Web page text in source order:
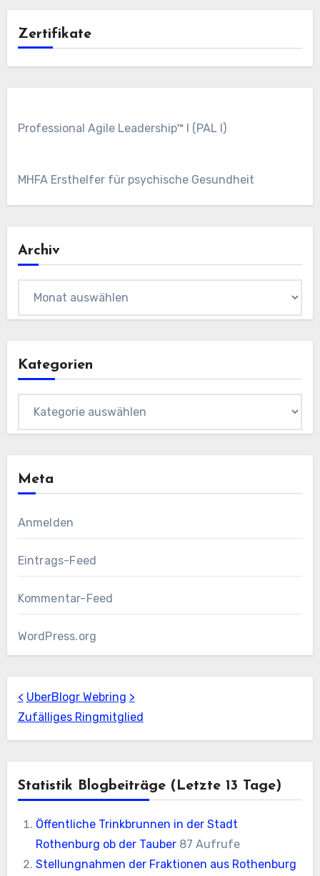
Zertifikate
Professional Agile Leadership™ I (PAL I)
MHFA Ersthelfer für psychische Gesundheit
Archiv
Kategorien
Meta
Anmelden
Eintrags-Feed
Kommentar-Feed
WordPress.org
< UberBlogr Webring >
Zufälliges Ringmitglied
Statistik Blogbeiträge (letzte 13 Tage)
Öffentliche Trinkbrunnen in der Stadt
Rothenburg ob der Tauber 87 Aufrufe
Stellungnahmen der Fraktionen aus Rothenburg